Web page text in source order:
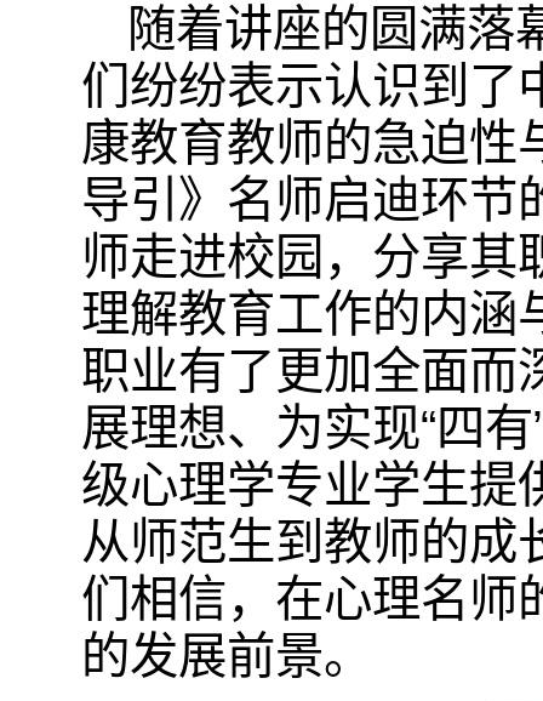
随着讲座的圆满落
们纷纷表示认识到了
康教育教师的急迫性
导引》名师启迪环节
师走进校园，分享其
理解教育工作的内涵
职业有了更加全面而
展理想、为实现“四
级心理学专业学生提
从师范生到教师的成
们相信，在心理名师
的发展前景。